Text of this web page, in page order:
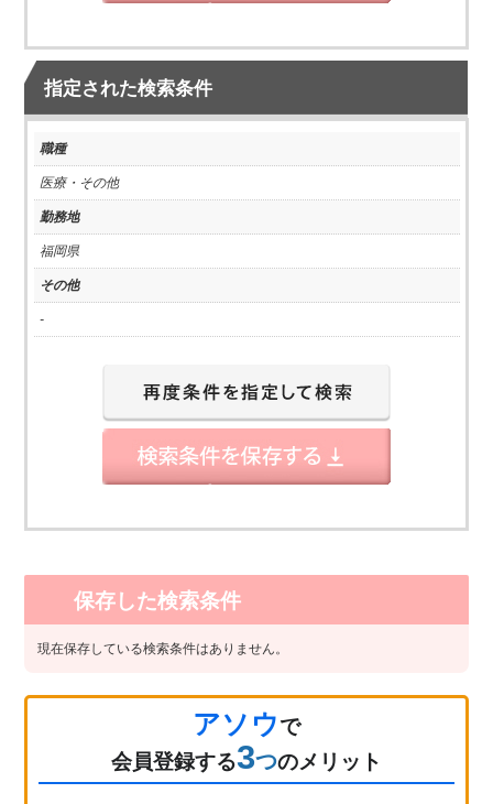
指定された検索条件
職種
医療・その他
勤務地
福岡県
その他
-
保存した検索条件
現在保存している検索条件はありません。
アソウで
会員登録する3つのメリット